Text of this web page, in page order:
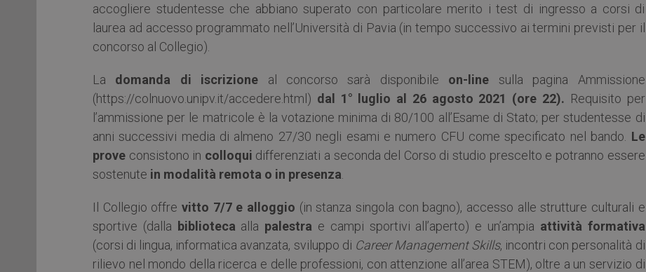
accogliere studentesse che abbiano superato con particolare merito i test di ingresso a corsi di
laurea ad accesso programmato nell’Università di Pavia (in tempo successivo ai termini previsti per il
concorso al Collegio).
La domanda di iscrizione al concorso sarà disponibile on-line sulla pagina Ammissione
(https://colnuovo.unipv.it/accedere.html) dal 1° luglio al 26 agosto 2021 (ore 22). Requisito per
l’ammissione per le matricole è la votazione minima di 80/100 all’Esame di Stato; per studentesse di
anni successivi media di almeno 27/30 negli esami e numero CFU come specificato nel bando. Le
prove consistono in colloqui differenziati a seconda del Corso di studio prescelto e potranno essere
sostenute in modalità remota o in presenza
Il Collegio offre vitto 7/7 e alloggio (in stanza singola con bagno), accesso alle strutture culturali e
sportive (dalla biblioteca alla palestra e campi sportivi all’aperto) e un’ampia attività formativa
(corsi di lingua, informatica avanzata, sviluppo di Career Management Skills, incontri con personalità di
rilievo nel mondo della ricerca e delle professioni, con attenzione all’area STEM), oltre a un servizio di